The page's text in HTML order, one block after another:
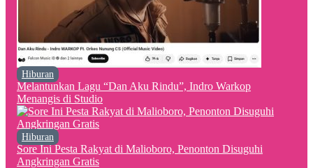
Hiburan
Melantunkan Lagu “Dan Aku Rindu”, Indro Warkop
Menangis di Studio
Hiburan
Sore Ini Pesta Rakyat di Malioboro, Penonton Disuguhi
Angkringan Gratis